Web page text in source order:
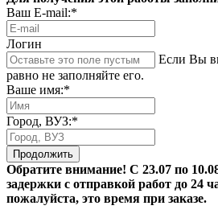
Ваш E-mail:*
Логин
Если Вы
равно не заполняйте его.
Ваше имя:*
Город, ВУЗ:*
Продолжить
Обратите внимание! С 23.07 по
задержки с отправкой работ до 24
пожалуйста, это время при заказе.